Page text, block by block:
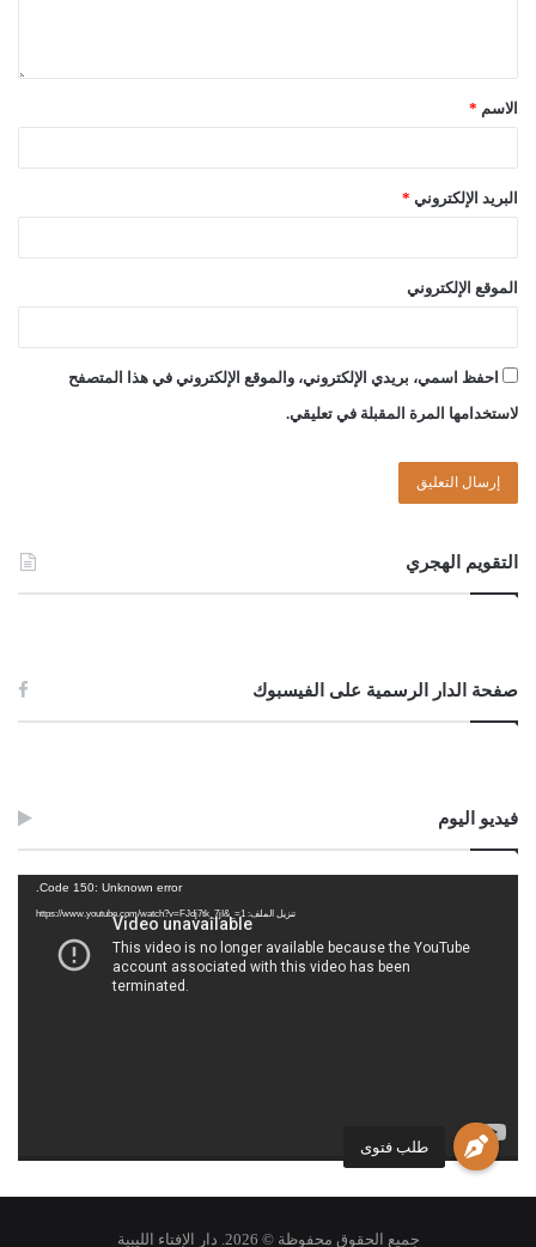
طلب فتوى
الاسم *
البريد الإلكتروني *
الموقع الإلكتروني
احفظ اسمي، بريدي الإلكتروني، والموقع الإلكتروني في هذا المتصفح
لاستخدامها المرة المقبلة في تعليقي.
التقويم الهجري
صفحة الدار الرسمية على الفيسبوك
فيديو اليوم
Code 150: Unknown error.
تنزيل الملف: https://www.youtube.com/watch?v=FJdj7tk_7jI&_=1
جميع الحقوق محفوظة © 2026. دار الإفتاء الليبية